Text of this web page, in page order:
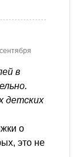
в
детских
о
это не